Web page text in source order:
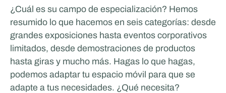
¿Cuál es su campo de especialización? Hemos
resumido lo que hacemos en seis categorías: desde
grandes exposiciones hasta eventos corporativos
limitados, desde demostraciones de productos
hasta giras y mucho más. Hagas lo que hagas,
podemos adaptar tu espacio móvil para que se
adapte a tus necesidades. ¿Qué necesita?